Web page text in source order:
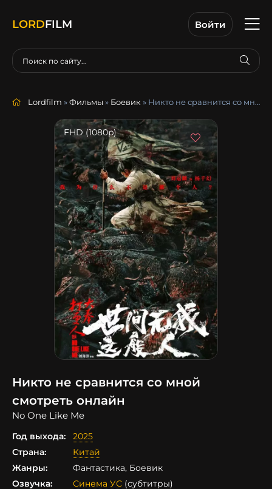
LORDFILM Войти
Lordfilm »Фильмы » Боевик » Никто не сравнится со мной
FHD (1080p)
Никто не сравнится со мной
смотреть онлайн
No One Like Me
Год выхода:
2025
Страна:
Китай
Жанры:
Фантастика, Боевик
Озвучка:
Синема УС (субтитры)